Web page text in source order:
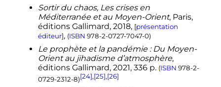
Sortir du chaos, Les crises en
Méditerranée et au Moyen-Orient, Paris,
éditions Gallimard, 2018, [présentation
éditeur], (ISBN 978-2-0727-7047-0)
Le prophète et la pandémie : Du Moyen-
Orient au jihadisme d’atmosphère,
éditions Gallimard, 2021, 336 p. (ISBN 978-2-
0729-2312-8)[24],[25],[26]